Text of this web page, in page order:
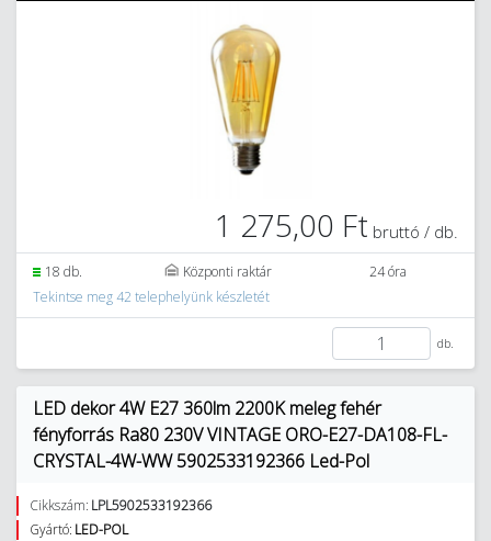
1 275,00 Ft bruttó / db.
18 db. Központi raktár
24 óra
Tekintse meg 42 telephelyünk készletét
db.
LED dekor 4W E27 360lm 2200K meleg fehér
fényforrás Ra80 230V VINTAGE ORO-E27-DA108-FL-
CRYSTAL-4W-WW 5902533192366 Led-Pol
Cikkszám: LPL5902533192366
Gyártó: LED-POL